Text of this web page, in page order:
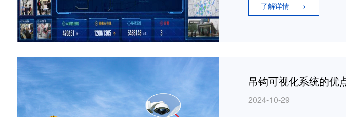
了解详情 →
吊钩可视化系统的优
2024-10-29